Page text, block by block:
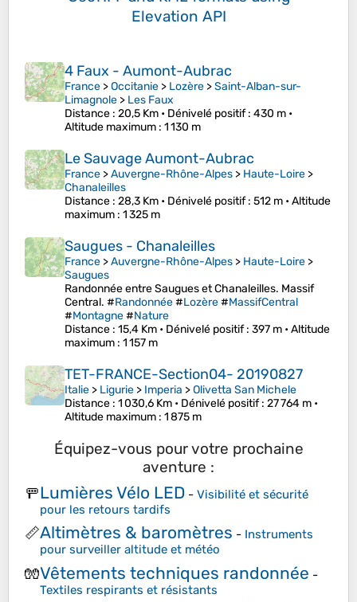
Elevation API
4 Faux - Aumont-Aubrac
France >Occitanie > Lozère >Saint-Alban-sur-
Limagnole > Les Faux
Distance : 20,5 Km • Dénivelé positif: 430 m •
Altitude maximum : 1 130 m
Le Sauvage Aumont-Aubrac
France >Auvergne-Rhône-Alpes > Haute-Loire >
Chanaleilles
Distance : 28,3 Km • Dénivelé positif: 512 m •Altitude
maximum : 1 325 m
Saugues - Chanaleilles
France >Auvergne-Rhône-Alpes > Haute-Loire >
Saugues
Randonnée entre Saugues et Chanaleilles. Massif
Central. #Randonnée#Lozère#MassifCentral
#Montagne#Nature
Distance : 15,4 Km • Dénivelé positif: 397 m •Altitude
maximum : 1 157 m
TET-FRANCE-Section04- 20190827
Italie > Ligurie > Imperia >Olivetta San Michele
Distance : 1 030,6 Km • Dénivelé positif: 27 764 m •
Altitude maximum : 1 875 m
Équipez-vous pour votre prochaine
aventure :
🚥Lumières Vélo LED - Visibilité et sécurité
pour les retours tardifs
📏Altimètres & baromètres - Instruments
pour surveiller altitude et météo
🧤Vêtements techniques randonnée -
Textiles respirants et résistants